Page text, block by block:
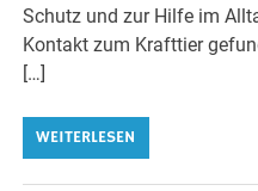
Schutz und zur Hilfe im
Kontakt zum Krafttier
[…]
WEITERLESEN